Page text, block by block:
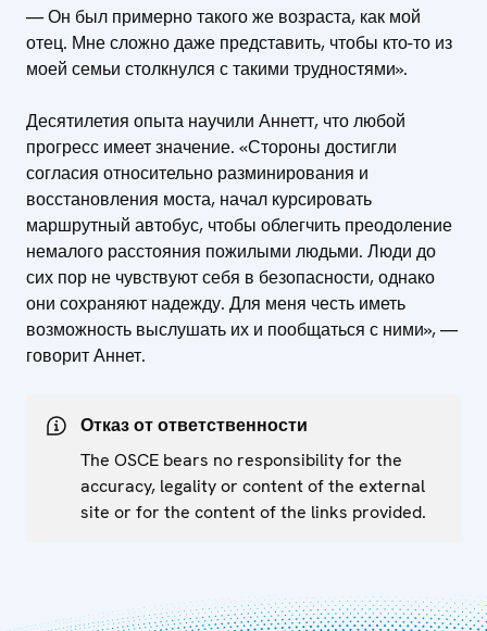
— Он был примерно такого же возраста, как мой
отец. Мне сложно даже представить, чтобы кто-то из
моей семьи столкнулся с такими трудностями».
Десятилетия опыта научили Аннетт, что любой
прогресс имеет значение. «Стороны достигли
согласия относительно разминирования и
восстановления моста, начал курсировать
маршрутный автобус, чтобы облегчить преодоление
немалого расстояния пожилыми людьми. Люди до
сих пор не чувствуют себя в безопасности, однако
они сохраняют надежду. Для меня честь иметь
возможность выслушать их и пообщаться с ними», —
говорит Аннет.
Отказ от ответственности
The OSCE bears no responsibility for the
accuracy, legality or content of the external
site or for the content of the links provided.